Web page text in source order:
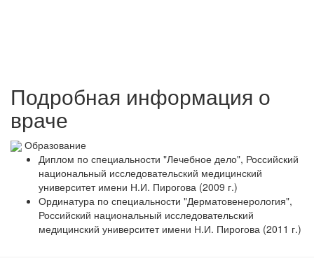
Подробная информация о
враче
Образование
Диплом по специальности "Лечебное дело", Российский
национальный исследовательский медицинский
университет имени Н.И. Пирогова (2009 г.)
Ординатура по специальности "Дерматовенерология",
Российский национальный исследовательский
медицинский университет имени Н.И. Пирогова (2011 г.)